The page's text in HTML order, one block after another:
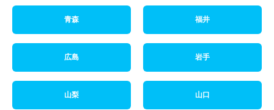
青森 福井
広島 岩手
山梨 山口